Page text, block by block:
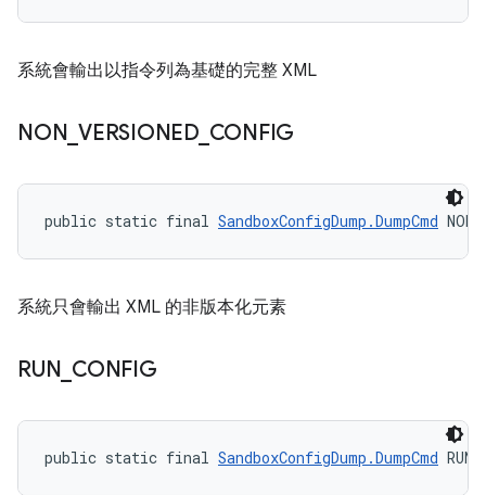
系統會輸出以指令列為基礎的完整 XML
NON VERSIONED_ CONFIG
public static final SandboxConfigDump.DumpCmd
系統只會輸出 XML 的非版本化元素
RUN CONFIG
public static final SandboxConfigDump.DumpCmd